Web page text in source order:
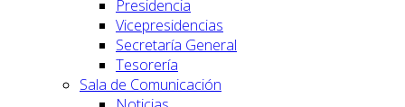
Presidencia
Vicepresidencias
Secretaría General
Tesorería
Sala de Comunicación